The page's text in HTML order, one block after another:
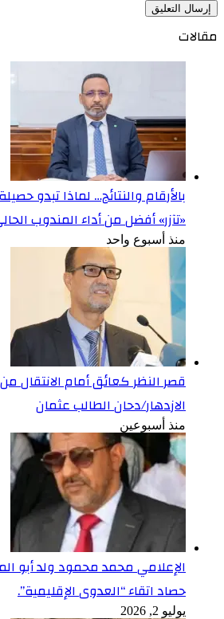
مقالات
بالأرقام والنتائج… لماذا تبدو
«تآزر» أفضل من أداء المندوب
منذ أسبوع واحد
قصر النظر كعائق أمام الانتقال
الازدهار/دحان الطالب عثمان
منذ أسبوعين
الإعلامي محمد محمود ولد أبو
حصاد اتقاء “العدوى الإقليمية”.
يوليو 2, 2026